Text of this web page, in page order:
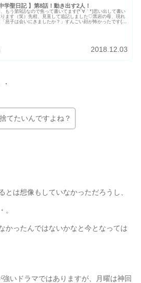
中学聖日記 】第8話！動き出す2人！
もう第9話なので焦って書いてます(*´∀｀*)思い出して書い
ます（笑）先程、見直して追記しました♡黒岩の母、現れ
「息子は会いにきましたか？」すんごい顔が怖かったです(￣
2018.12.03
てたいんですよね？
とは想像もしていなかっただろうし、
。
かったんではないかなと今となっては
いドラマではありますが、月曜は神回